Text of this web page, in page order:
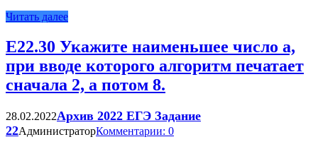
Читать далее
Е22.30 Укажите наименьшее число а,
при вводе которого алгоритм печатает
сначала 2, а потом 8.
28.02.2022Архив 2022 ЕГЭ Задание
22АдминистраторКомментарии: 0